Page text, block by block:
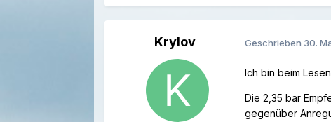
Krylov Geschrieben 30.
Ich bin beim
Die 2,35 bar
gegenüber